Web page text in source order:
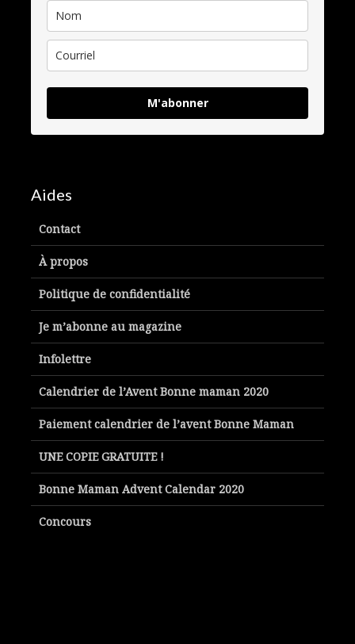
M'abonner
Aides
Contact
À propos
Politique de confidentialité
Je m’abonne au magazine
Infolettre
Calendrier de l’Avent Bonne maman 2020
Paiement calendrier de l’avent Bonne Maman
UNE COPIE GRATUITE !
Bonne Maman Advent Calendar 2020
Concours